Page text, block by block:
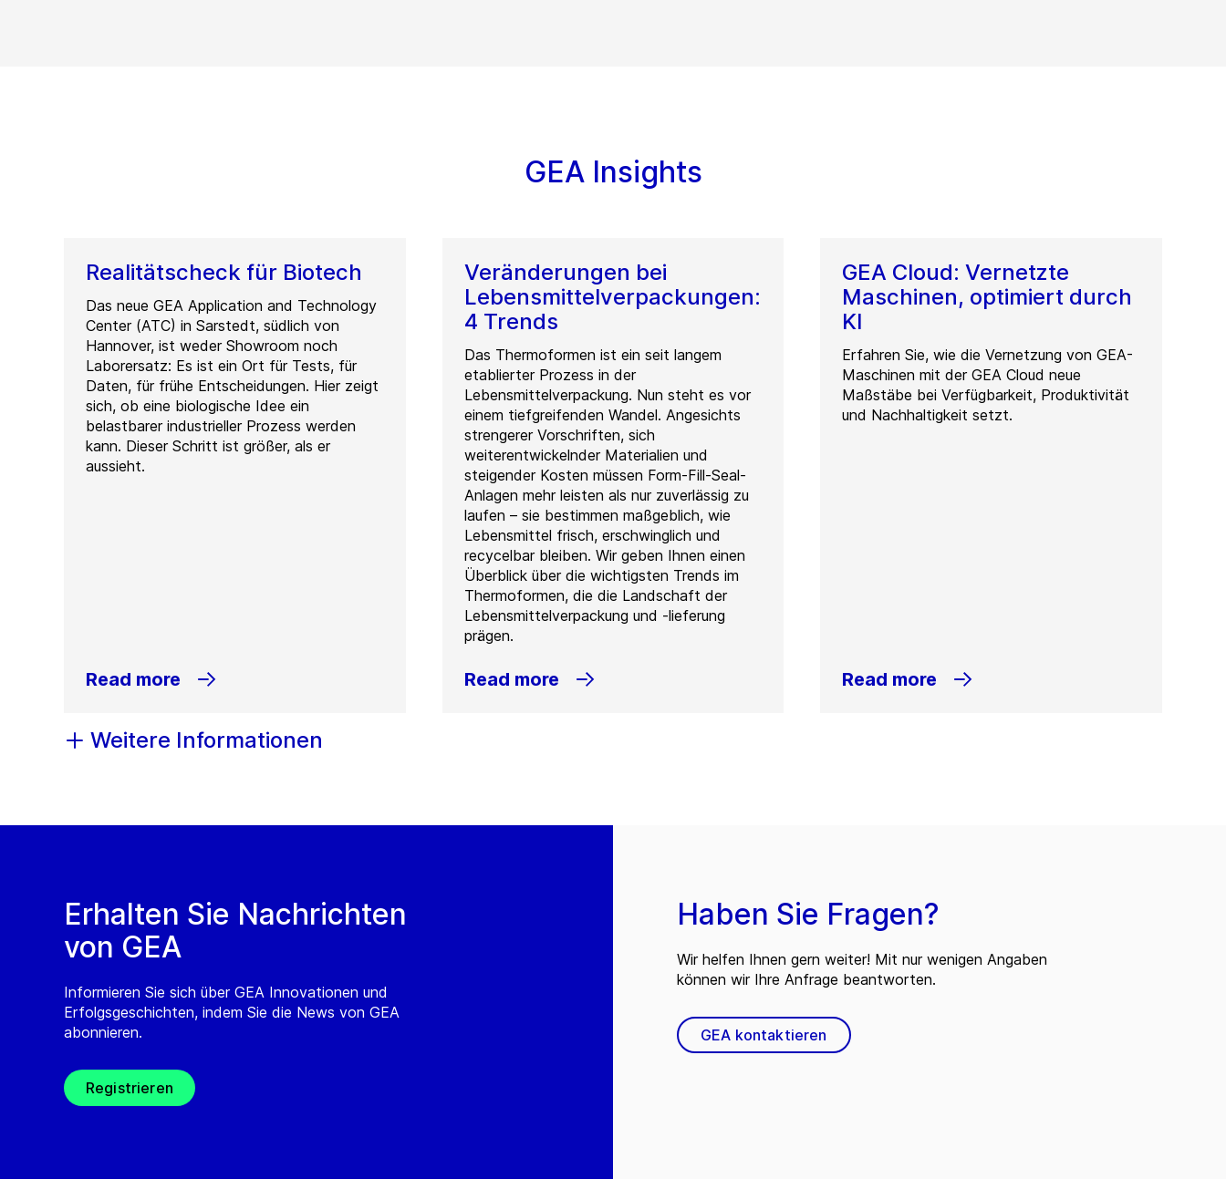
GEA Insights
Realitätscheck für Biotech
Das neue GEA Application and Technology
Center (ATC) in Sarstedt, südlich von
Hannover, ist weder Showroom noch
Laborersatz: Es ist ein Ort für Tests, für
Daten, für frühe Entscheidungen. Hier zeigt
sich, ob eine biologische Idee ein
belastbarer industrieller Prozess werden
kann. Dieser Schritt ist größer, als er
aussieht.
Read more
Veränderungen bei
Lebensmittelverpackungen:
4 Trends
Das Thermoformen ist ein seit langem
etablierter Prozess in der
Lebensmittelverpackung. Nun steht es vor
einem tiefgreifenden Wandel. Angesichts
strengerer Vorschriften, sich
weiterentwickelnder Materialien und
steigender Kosten müssen Form-Fill-Seal-
Anlagen mehr leisten als nur zuverlässig zu
laufen – sie bestimmen maßgeblich, wie
Lebensmittel frisch, erschwinglich und
recycelbar bleiben. Wir geben Ihnen einen
Überblick über die wichtigsten Trends im
Thermoformen, die die Landschaft der
Lebensmittelverpackung und -lieferung
prägen.
Read more
GEA Cloud: Vernetzte
Maschinen, optimiert durch
KI
Erfahren Sie, wie die Vernetzung von GEA-
Maschinen mit der GEA Cloud neue
Maßstäbe bei Verfügbarkeit, Produktivität
und Nachhaltigkeit setzt.
Read more
Weitere Informationen
Erhalten Sie Nachrichten
von GEA
Informieren Sie sich über GEA Innovationen und
Erfolgsgeschichten, indem Sie die News von GEA
abonnieren.
Registrieren
Haben Sie Fragen?
Wir helfen Ihnen gern weiter! Mit nur wenigen Angaben
können wir Ihre Anfrage beantworten.
GEA kontaktieren